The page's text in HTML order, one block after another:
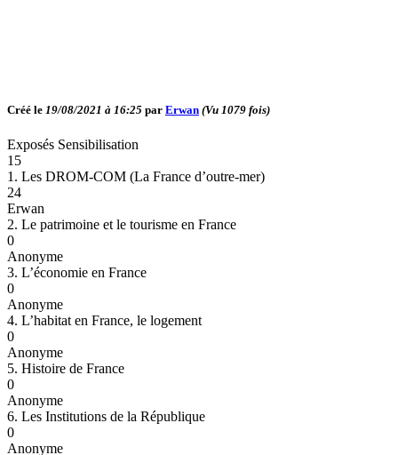
Créé le 19/08/2021 à 16:25 par Erwan (Vu 1079 fois)
Exposés Sensibilisation
15
1. Les DROM-COM (La France d’outre-mer)
24
Erwan
2. Le patrimoine et le tourisme en France
0
Anonyme
3. L’économie en France
0
Anonyme
4. L’habitat en France, le logement
0
Anonyme
5. Histoire de France
0
Anonyme
6. Les Institutions de la République
0
Anonyme